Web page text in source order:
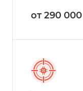
от 290 000